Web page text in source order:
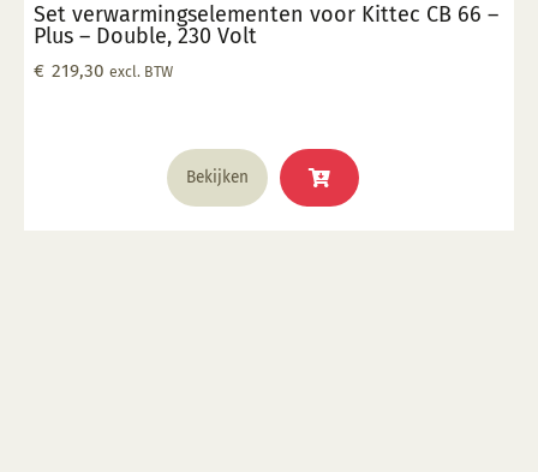
Set verwarmingselementen voor Kittec CB 66 –
Plus – Double, 230 Volt
€ 219,30 excl. BTW
Bekijken